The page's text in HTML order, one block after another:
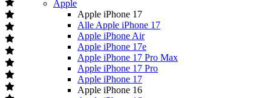
Apple
Apple iPhone 17
Alle Apple iPhone 17
Apple iPhone Air
Apple iPhone 17e
Apple iPhone 17 Pro Max
Apple iPhone 17 Pro
Apple iPhone 17
Apple iPhone 16